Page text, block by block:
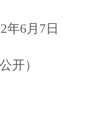
年6月 7 日
开）